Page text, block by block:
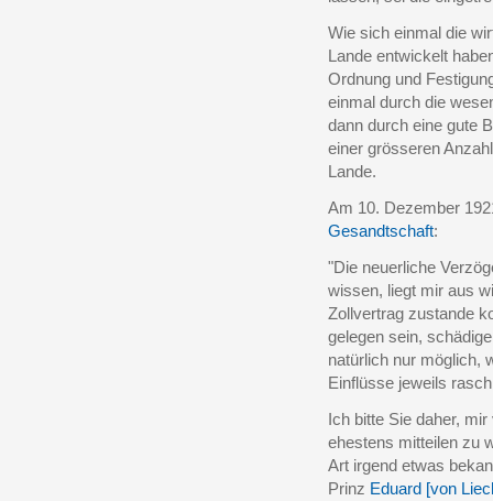
Wie sich einmal die
Lande entwickelt
Ordnung und
einmal durch die
dann durch eine gute
einer grösseren
Lande.
Am 10. Dezember
Gesandtschaft:
"Die neuerliche
wissen, liegt mir aus
Zollvertrag zustande
gelegen sein,
natürlich nur möglich,
Einflüsse jeweils
Ich bitte Sie daher,
ehestens mitteilen zu
Art irgend etwas
Prinz Eduard [von